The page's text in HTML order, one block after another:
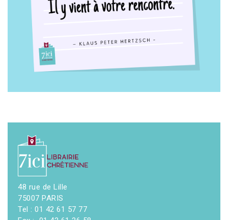
48 rue de Lille
75007 PARIS
Tel : 01 42 61 57 77